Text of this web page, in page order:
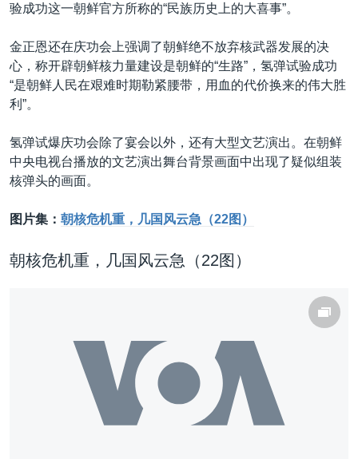
验成功这一朝鲜官方所称的“民族历史上的大喜事”。
金正恩还在庆功会上强调了朝鲜绝不放弃核武器发展的决
心，称开辟朝鲜核力量建设是朝鲜的“生路”，氢弹试验成功
“是朝鲜人民在艰难时期勒紧腰带，用血的代价换来的伟大胜
利”。
氢弹试爆庆功会除了宴会以外，还有大型文艺演出。在朝鲜
中央电视台播放的文艺演出舞台背景画面中出现了疑似组装
核弹头的画面。
图片集： 朝核危机重，几国风云急（22图）
朝核危机重，几国风云急（22图）